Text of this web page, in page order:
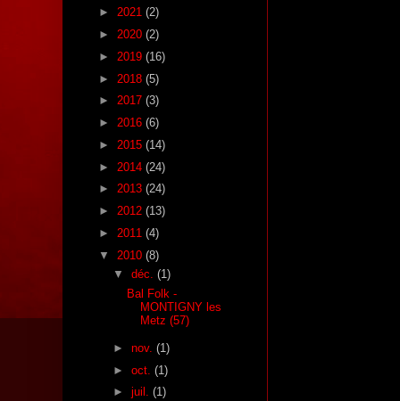
► 2021 (2)
► 2020 (2)
► 2019 (16)
► 2018 (5)
► 2017 (3)
► 2016 (6)
► 2015 (14)
► 2014 (24)
► 2013 (24)
► 2012 (13)
► 2011 (4)
▼ 2010 (8)
▼ déc. (1)
Bal Folk -
MONTIGNY les
Metz (57)
► nov. (1)
► oct. (1)
► juil. (1)